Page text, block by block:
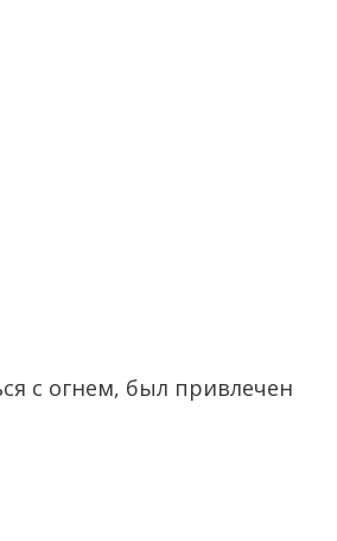
с огнем, был привлечен